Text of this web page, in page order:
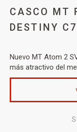
CASCO MT
DESTINY
Nuevo MT Atom 2
más atractivo del